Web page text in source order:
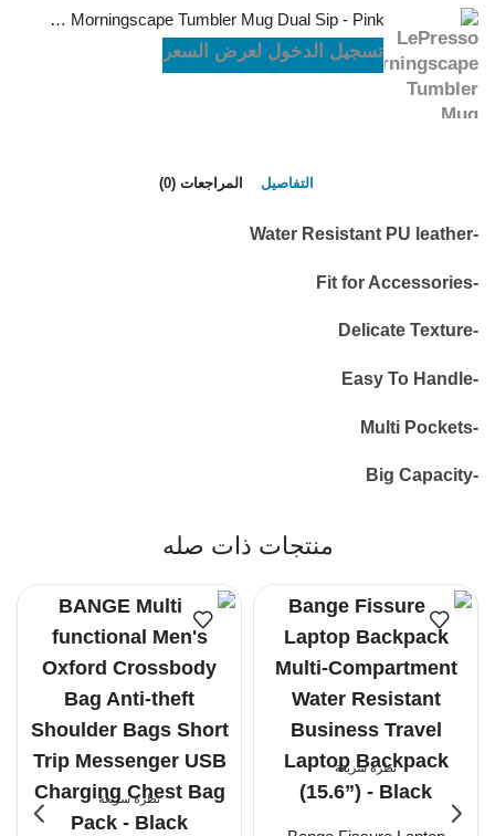
LePresso Morningscape Tumbler Mug Dual Sip - Pink
تسجيل الدخول لعرض السعر
التفاصيل المراجعات (0)
-Water Resistant PU leather
-Fit for Accessories
-Delicate Texture
-Easy To Handle
-Multi Pockets
-Big Capacity
منتجات ذات صله
نظرة سريعة
نظرة سريعة